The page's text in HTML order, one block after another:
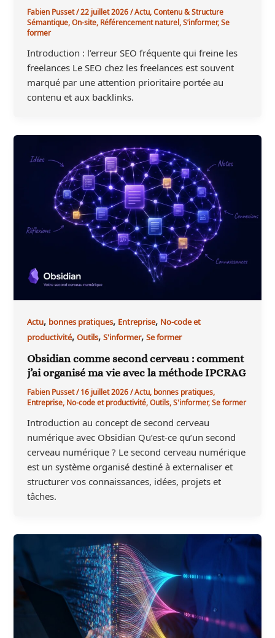
Fabien Pusset/22 juillet 2026/Actu,Contenu & Structure
Sémantique,On-site,Référencement naturel,S’informer,Se
former
Introduction : l’erreur SEO fréquente qui freine les
freelances Le SEO chez les freelances est souvent
marqué par une attention prioritaire portée au
contenu et aux backlinks.
Actu, bonnes pratiques, Entreprise, No-code et
productivité,Outils,S'informer,Se former
Obsidian comme second cerveau : comment
j’ai organisé ma vie avec la méthode IPCRAG
Fabien Pusset/16 juillet 2026/Actu,bonnes pratiques,
Entreprise,No-code et productivité,Outils,S'informer,Se former
Introduction au concept de second cerveau
numérique avec Obsidian Qu’est-ce qu’un second
cerveau numérique ? Le second cerveau numérique
est un système organisé destiné à externaliser et
structurer vos connaissances, idées, projets et
tâches.